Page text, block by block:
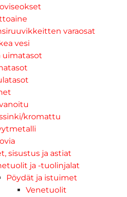
varaosat
vesi
uimatasot
kromattu
sisustus ja astiat
ja -tuolinjalat
Pöydät ja istuimet
Venetuolit